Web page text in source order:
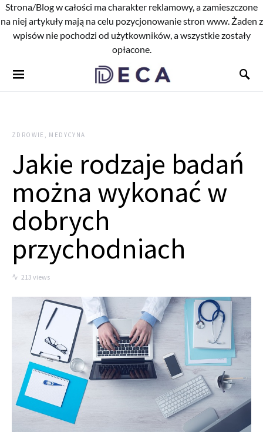
Strona/Blog w całości ma charakter reklamowy, a zamieszczone
na niej artykuły mają na celu pozycjonowanie stron www. Żaden z
wpisów nie pochodzi od użytkowników, a wszystkie zostały
opłacone.
ZDROWIE, MEDYCYNA
Jakie rodzaje badań
można wykonać w
dobrych
przychodniach
213 views